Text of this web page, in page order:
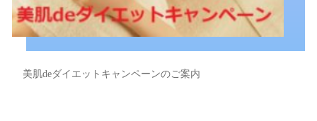
美肌deダイエットキャンペーンのご案内